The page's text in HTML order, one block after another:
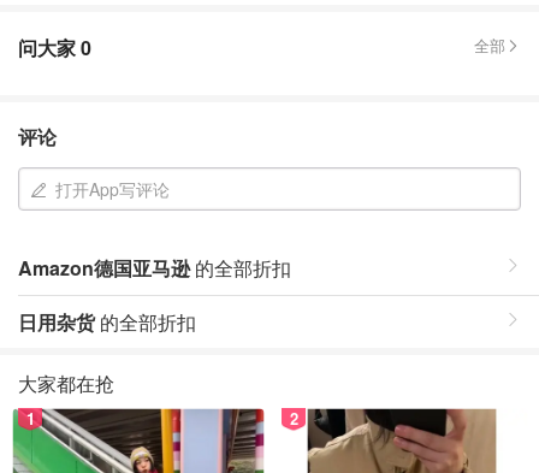
问大家0 全部
评论
打开App写评论
Amazon德国亚马逊的全部折扣
日用杂货的全部折扣
大家都在抢
1 2